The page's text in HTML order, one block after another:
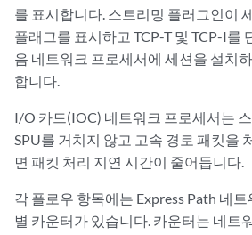
를 표시합니다. 스트리밍 플러그인이
플래그를 표시하고 TCP-T 및 TCP-I를
음 네트워크 프로세서에 세션을 설치
합니다.
I/O 카드(IOC) 네트워크 프로세서는
SPU를 거치지 않고 고속 경로 패킷을
면 패킷 처리 지연 시간이 줄어듭니다.
각 플로우 항목에는 Express Path 네
별 카운터가 있습니다. 카운터는 네트